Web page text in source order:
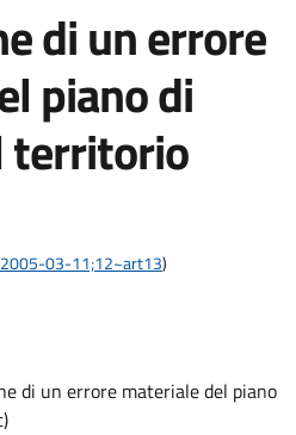
di un errore
piano di
territorio
03-11;12~art13)
di un errore materiale del piano